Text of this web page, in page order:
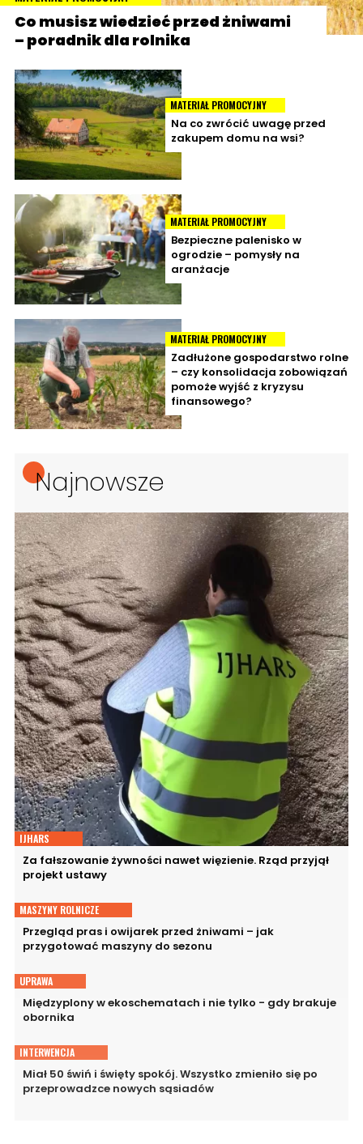
Co musisz wiedzieć przed żniwami
– poradnik dla rolnika
MATERIAŁ PROMOCYJNY
Na co zwrócić uwagę przed
zakupem domu na wsi?
MATERIAŁ PROMOCYJNY
Bezpieczne palenisko w
ogrodzie – pomysły na
aranżacje
MATERIAŁ PROMOCYJNY
Zadłużone gospodarstwo rolne
– czy konsolidacja zobowiązań
pomoże wyjść z kryzysu
finansowego?
Najnowsze
IJHARS
Za fałszowanie żywności nawet więzienie. Rząd przyjął
projekt ustawy
MASZYNY ROLNICZE
Przegląd pras i owijarek przed żniwami – jak
przygotować maszyny do sezonu
UPRAWA
Międzyplony w ekoschematach i nie tylko - gdy brakuje
obornika
INTERWENCJA
Miał 50 świń i święty spokój. Wszystko zmieniło się po
przeprowadzce nowych sąsiadów